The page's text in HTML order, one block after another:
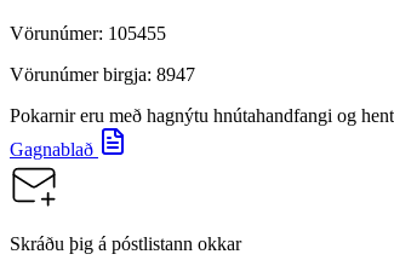
Vörunúmer: 105455
Vörunúmer birgja: 8947
Pokarnir eru með hagnýtu hnútahandfangi og
Gagnablað
Skráðu þig á póstlistann okkar